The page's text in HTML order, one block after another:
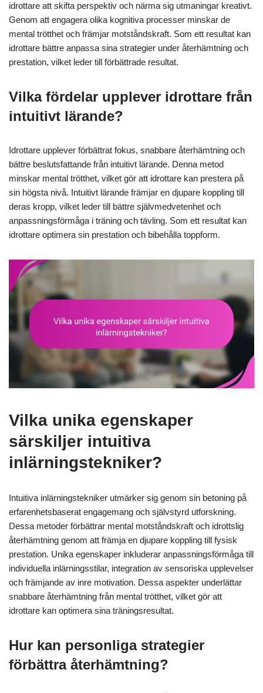
idrottare att skifta perspektiv och närma sig utmaningar kreativt.
Genom att engagera olika kognitiva processer minskar de
mental trötthet och främjar motståndskraft. Som ett resultat kan
idrottare bättre anpassa sina strategier under återhämtning och
prestation, vilket leder till förbättrade resultat.
Vilka fördelar upplever idrottare från
intuitivt lärande?
Idrottare upplever förbättrat fokus, snabbare återhämtning och
bättre beslutsfattande från intuitivt lärande. Denna metod
minskar mental trötthet, vilket gör att idrottare kan prestera på
sin högsta nivå. Intuitivt lärande främjar en djupare koppling till
deras kropp, vilket leder till bättre självmedvetenhet och
anpassningsförmåga i träning och tävling. Som ett resultat kan
idrottare optimera sin prestation och bibehålla toppform.
Vilka unika egenskaper
särskiljer intuitiva
inlärningstekniker?
Intuitiva inlärningstekniker utmärker sig genom sin betoning på
erfarenhetsbaserat engagemang och självstyrd utforskning.
Dessa metoder förbättrar mental motståndskraft och idrottslig
återhämtning genom att främja en djupare koppling till fysisk
prestation. Unika egenskaper inkluderar anpassningsförmåga till
individuella inlärningsstilar, integration av sensoriska upplevelser
och främjande av inre motivation. Dessa aspekter underlättar
snabbare återhämtning från mental trötthet, vilket gör att
idrottare kan optimera sina träningsresultat.
Hur kan personliga strategier
förbättra återhämtning?